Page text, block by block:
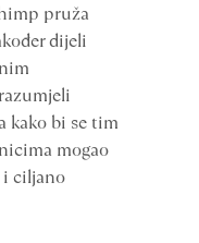
pruža
dijeli
kako bi se tim
mogao
ciljano